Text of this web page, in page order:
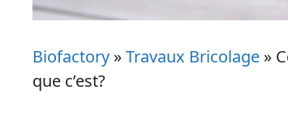
Biofactory »Travaux Bricolage »
que c’est?